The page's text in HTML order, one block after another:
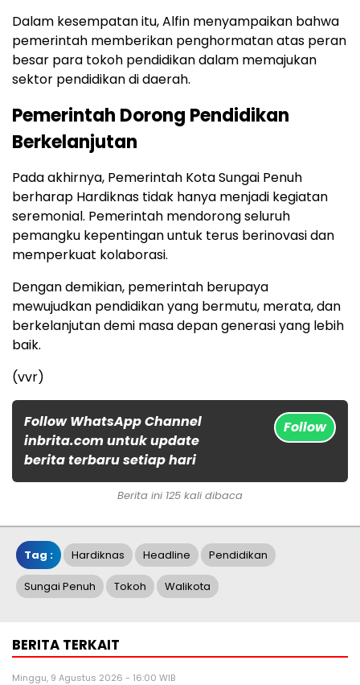
Dalam kesempatan itu, Alfin menyampaikan bahwa
pemerintah memberikan penghormatan atas peran
besar para tokoh pendidikan dalam memajukan
sektor pendidikan di daerah.
Pemerintah Dorong Pendidikan
Berkelanjutan
Pada akhirnya, Pemerintah Kota Sungai Penuh
berharap Hardiknas tidak hanya menjadi kegiatan
seremonial. Pemerintah mendorong seluruh
pemangku kepentingan untuk terus berinovasi dan
memperkuat kolaborasi.
Dengan demikian, pemerintah berupaya
mewujudkan pendidikan yang bermutu, merata, dan
berkelanjutan demi masa depan generasi yang lebih
baik.
(vvr)
Follow WhatsApp Channel
inbrita.com untuk update
berita terbaru setiap hari
Follow
Berita ini 125 kali dibaca
Tag : Hardiknas Headline Pendidikan
Sungai Penuh Tokoh Walikota
BERITA TERKAIT
Minggu, 9 Agustus 2026 - 16:00 WIB